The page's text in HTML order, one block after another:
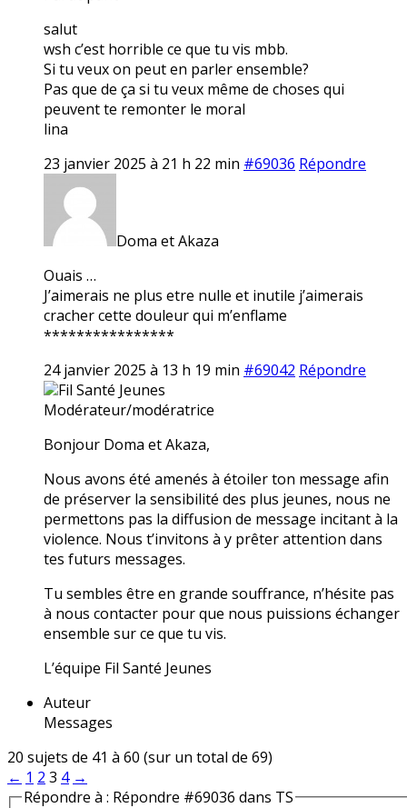
salut
wsh c’est horrible ce que tu vis mbb.
Si tu veux on peut en parler ensemble?
Pas que de ça si tu veux même de choses qui
peuvent te remonter le moral
lina
23 janvier 2025 à 21 h 22 min #69036 Répondre
Doma et Akaza
Ouais …
J’aimerais ne plus etre nulle et inutile j’aimerais
cracher cette douleur qui m’enflame
****************
24 janvier 2025 à 13 h 19 min #69042 Répondre
Fil Santé Jeunes
Modérateur/modératrice
Bonjour Doma et Akaza,
Nous avons été amenés à étoiler ton message afin
de préserver la sensibilité des plus jeunes, nous ne
permettons pas la diffusion de message incitant à la
violence. Nous t’invitons à y prêter attention dans
tes futurs messages.
Tu sembles être en grande souffrance, n’hésite pas
à nous contacter pour que nous puissions échanger
ensemble sur ce que tu vis.
L’équipe Fil Santé Jeunes
Auteur
Messages
20 sujets de 41 à 60 (sur un total de 69)
← 1 2 3 4 →
Répondre à : Répondre #69036 dans TS